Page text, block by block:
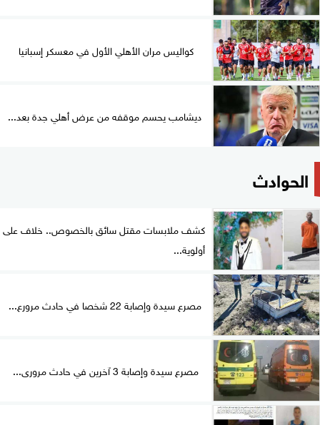
كواليس مران الأهلي الأول في معسكر إسبانيا
ديشامب يحسم موقفه من عرض أهلي جدة بعد...
الحوادث
كشف ملابسات مقتل سائق بالخصوص.. خلاف على
أولوية...
مصرع سيدة وإصابة 22 شخصا في حادث مرورع...
مصرع سيدة وإصابة 3 آخرين في حادث مرورى...